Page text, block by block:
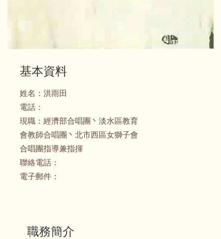
基本資料
姓名： 洪雨田
電話：
現職： 經濟部合唱團丶淡水區教育
會教師合唱團丶北市西區女獅子會
合唱團指導兼指揮
聯絡電話：
電子郵件：
職務簡介